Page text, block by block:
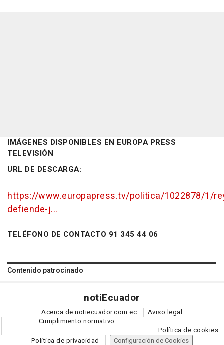
IMÁGENES DISPONIBLES EN EUROPA PRESS
TELEVISIÓN
URL DE DESCARGA:
https://www.europapress.tv/politica/1022878/1/
defiende-j...
TELÉFONO DE CONTACTO 91 345 44 06
Contenido patrocinado
notiEcuador
Acerca de notiecuador.com.ec
Aviso legal
Cumplimiento normativo
Política de cookies
Política de privacidad
Configuración de Cookies